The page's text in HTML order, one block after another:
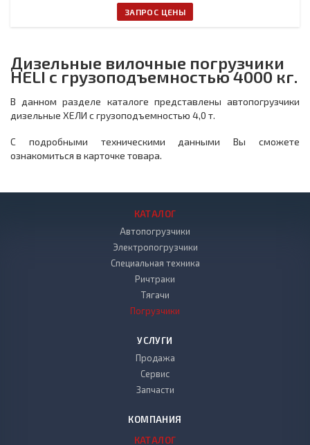
ЗАПРОС ЦЕНЫ
Дизельные вилочные погрузчики
HELI с грузоподъемностью 4000 кг.
В данном разделе каталоге представлены автопогрузчики
дизельные ХЕЛИ с грузоподъемностью 4,0 т.
С подробными техническими данными Вы сможете
ознакомиться в карточке товара.
КАТАЛОГ
Автопогрузчики
Электропогрузчики
Специальная техника
Ричтраки
Тягачи
Погрузчики
УСЛУГИ
Продажа
Сервис
Запчасти
КОМПАНИЯ
КАТАЛОГ